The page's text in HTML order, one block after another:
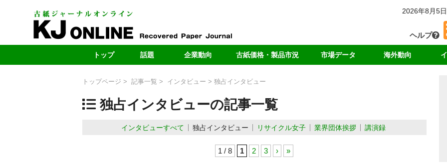
2026年8月5
ヘルプ
トップ 話題
最新号
新型コロナ
企業動向
製紙メーカー
ヤードレポート
古紙価格・製品市況
国内価格
製品価格
市場データ 海外動向
トップページ 記事一覧 インタビュー 独占インタビュー
独占インタビューの記事一覧
インタビューすべて 独占インタビュー リサイクル女子 業界団体挨拶 講演録
1 / 8 1 2 3 › »